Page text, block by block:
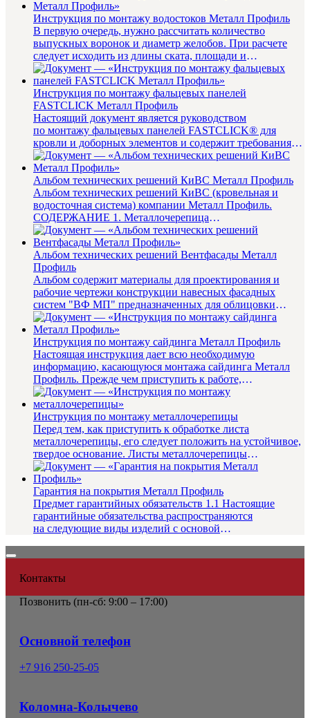
Инструкция по монтажу водостоков Металл Профиль
В первую очередь, нужно рассчитать количество
выпускных воронок и диаметр желобов. При расчете
следует исходить из длины ската, площади и
конфигурации крыши. Руковод...
Инструкция по монтажу фальцевых панелей
FASTCLICK Металл Профиль
Настоящий документ является руководством
по монтажу фальцевых панелей FASTCLICK® для
кровли и доборных элементов и содержит требования
и рекоменд...
Альбом технических решений КиВС Металл Профиль
Альбом технических решений КиВС (кровельная и
водосточная система) компании Металл Профиль.
СОДЕРЖАНИЕ 1. Металлочерепица
............................................
Альбом технических решений Вентфасады Металл
Профиль
Альбом содержит материалы для проектирования и
рабочие чертежи конструкции навесных фасадных
систем "ВФ МП" предназначенных для облицовки
фасадов зданий и дру...
Инструкция по монтажу сайдинга Металл Профиль
Настоящая инструкция дает всю необходимую
информацию, касающуюся монтажа сайдинга Металл
Профиль. Прежде чем приступить к работе,
внимательно прочитайте данную инстр...
Инструкция по монтажу металлочерепицы
Перед тем, как приступить к обработке листа
металлочерепицы, его следует положить на устойчивое,
твердое основание. Листы металлочерепицы
подрезаются по одному в и...
Гарантия на покрытия Металл Профиль
Предмет гарантийных обязательств 1.1 Настоящие
гарантийные обязательства распространяются
на следующие виды изделий с основой
Контакты
Позвонить (пн-сб: 9:00 – 17:00)
Основной телефон
+7 916 250-25-05
Коломна-Колычево